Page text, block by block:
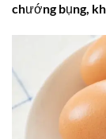
chướng bụng,